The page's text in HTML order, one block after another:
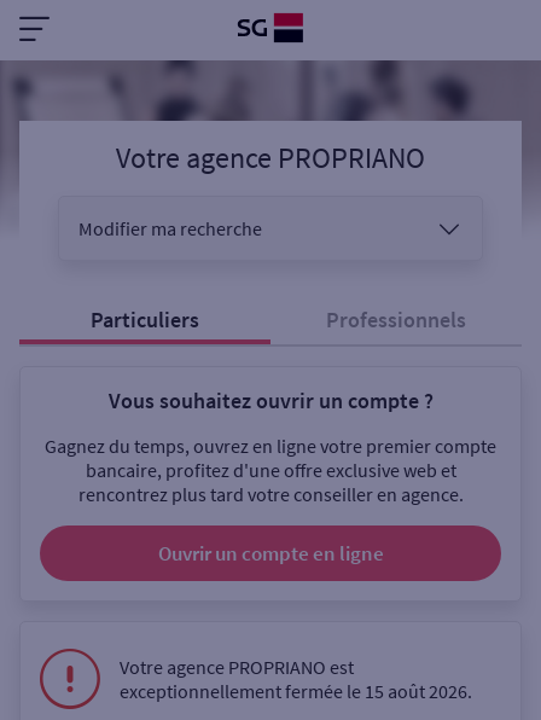
Votre agence PROPRIANO
Modifier ma recherche
Sélectionnez votre recherche
Ouverte le samedi
Ouverte le lundi
Autour de moi
Particuliers Professionnels
Vous souhaitez ouvrir un compte ?
Gagnez du temps, ouvrez en ligne votre premier compte
bancaire, profitez d'une offre exclusive web et
rencontrez plus tard votre conseiller en agence.
Ouvrir un compte en ligne
Votre agence PROPRIANO est
exceptionnellement fermée le 15 août 2026.